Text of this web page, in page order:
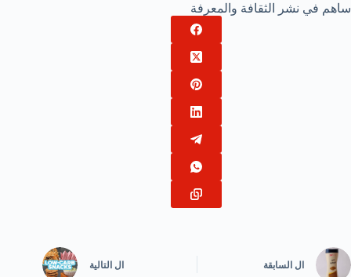
ساهم في نشر الثقافة والمعرفة
ال السابقة ال التالية